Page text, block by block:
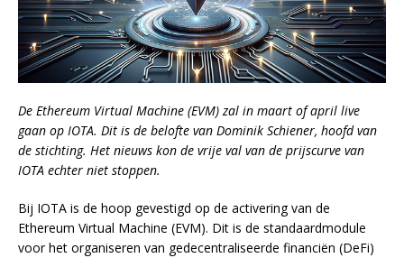
De Ethereum Virtual Machine (EVM) zal in maart of april live
gaan op IOTA. Dit is de belofte van Dominik Schiener, hoofd van
de stichting. Het nieuws kon de vrije val van de prijscurve van
IOTA echter niet stoppen.
Bij IOTA is de hoop gevestigd op de activering van de
Ethereum Virtual Machine (EVM). Dit is de standaardmodule
voor het organiseren van gedecentraliseerde financiën (DeFi)